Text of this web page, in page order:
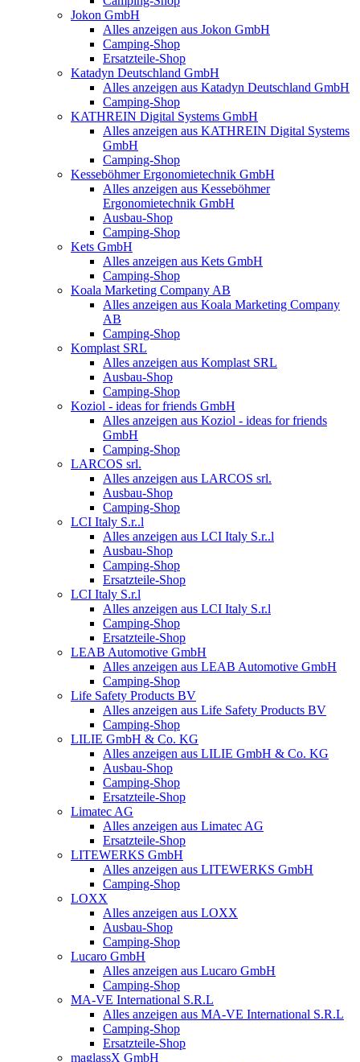
Jokon GmbH
Alles anzeigen aus Jokon GmbH
Camping-Shop
Ersatzteile-Shop
Katadyn Deutschland GmbH
Alles anzeigen aus Katadyn Deutschland GmbH
Camping-Shop
KATHREIN Digital Systems GmbH
Alles anzeigen aus KATHREIN Digital Systems
GmbH
Camping-Shop
Kesseböhmer Ergonomietechnik GmbH
Alles anzeigen aus Kesseböhmer
Ergonomietechnik GmbH
Ausbau-Shop
Camping-Shop
Kets GmbH
Alles anzeigen aus Kets GmbH
Camping-Shop
Koala Marketing Company AB
Alles anzeigen aus Koala Marketing Company
AB
Camping-Shop
Komplast SRL
Alles anzeigen aus Komplast SRL
Ausbau-Shop
Camping-Shop
Koziol - ideas for friends GmbH
Alles anzeigen aus Koziol - ideas for friends
GmbH
Camping-Shop
LARCOS srl.
Alles anzeigen aus LARCOS srl.
Ausbau-Shop
Camping-Shop
LCI Italy S.r..l
Alles anzeigen aus LCI Italy S.r..l
Ausbau-Shop
Camping-Shop
Ersatzteile-Shop
LCI Italy S.r.l
Alles anzeigen aus LCI Italy S.r.l
Camping-Shop
Ersatzteile-Shop
LEAB Automotive GmbH
Alles anzeigen aus LEAB Automotive GmbH
Camping-Shop
Life Safety Products BV
Alles anzeigen aus Life Safety Products BV
Camping-Shop
LILIE GmbH & Co. KG
Alles anzeigen aus LILIE GmbH & Co. KG
Ausbau-Shop
Camping-Shop
Ersatzteile-Shop
Limatec AG
Alles anzeigen aus Limatec AG
Ersatzteile-Shop
LITEWERKS GmbH
Alles anzeigen aus LITEWERKS GmbH
Camping-Shop
LOXX
Alles anzeigen aus LOXX
Ausbau-Shop
Camping-Shop
Lucaro GmbH
Alles anzeigen aus Lucaro GmbH
Camping-Shop
MA-VE International S.R.L
Alles anzeigen aus MA-VE International S.R.L
Camping-Shop
Ersatzteile-Shop
maglassX GmbH